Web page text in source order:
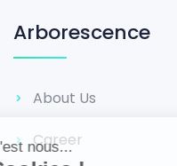
Arborescence
About Us
Career